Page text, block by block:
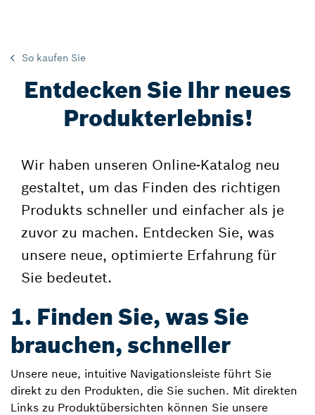
So kaufen Sie
Entdecken Sie Ihr neues
Produkterlebnis!
Wir haben unseren Online-Katalog neu
gestaltet, um das Finden des richtigen
Produkts schneller und einfacher als je
zuvor zu machen. Entdecken Sie, was
unsere neue, optimierte Erfahrung für
Sie bedeutet.
1. Finden Sie, was Sie
brauchen, schneller
Unsere neue, intuitive Navigationsleiste führt Sie
direkt zu den Produkten, die Sie suchen. Mit direkten
Links zu Produktübersichten können Sie unsere